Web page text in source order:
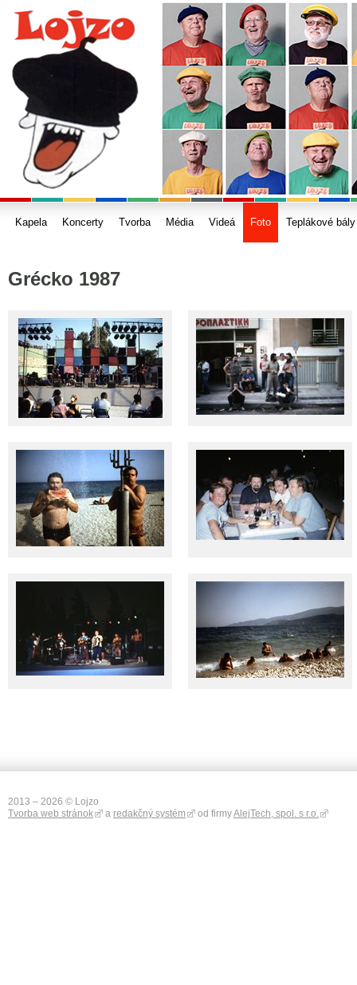
Kapela Koncerty Tvorba Média Videá Foto Teplákové bály
Grécko 1987
2013 – 2026 © Lojzo
Tvorba web stránok
a redakčný systém od firmyAlejTech, spol. s r.o.